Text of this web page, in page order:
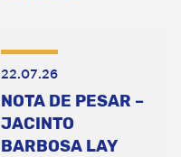
22.07.26
NOTA DE PESAR –
JACINTO
BARBOSA LAY